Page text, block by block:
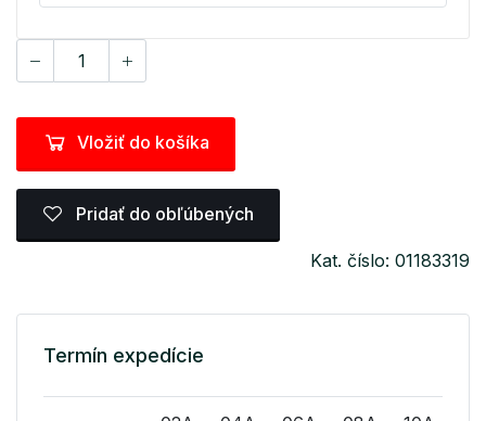
Vložiť do košíka
Pridať do obľúbených
Kat. číslo: 01183319
Termín expedície